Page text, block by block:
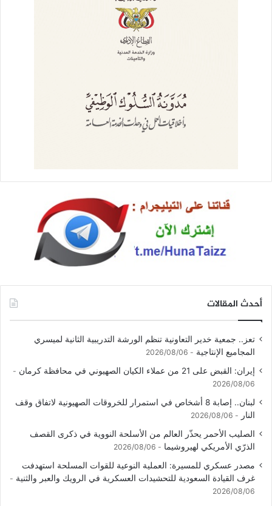
أحدث المقالات
تعز.. جمعية خدير التعاونية تنظم الورشة التدريبية الثانية لميسري
المجاميع الإنتاجية
2026/08/06
إيران: القبض على 21 من عملاء الكيان الصهيوني في محافظة كرمان
2026/08/06
لبنان.. إصابة 8 أشخاص في استمرار للخروقات الصهيونية لاتفاق وقف
النار
2026/08/06
الصليب الأحمر يحذّر العالم من الأسلحة النووية في ذكرى القصف
الذرّي الأمريكي لهيروشيما
2026/08/06
مصدر عسكري للمسيرة: العملية النوعية للقوات المسلحة استهدفت
غرف القيادة السعودية للتحشيدات العسكرية في الرويك والعبر والثنية
2026/08/06